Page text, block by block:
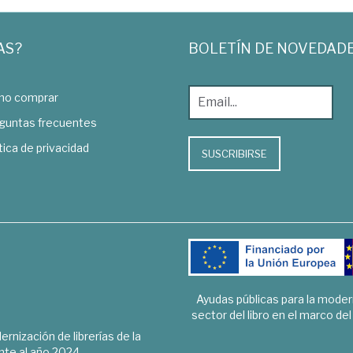
comprar
frecuentes
de privacidad
BOLETÍN DE
SUSCRIBIRSE
de librerías de la
Ayudas públicas para la
sector del libro en el marco